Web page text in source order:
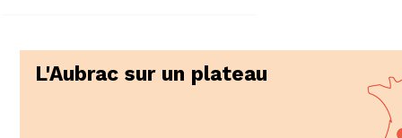
L'Aubrac sur un plateau